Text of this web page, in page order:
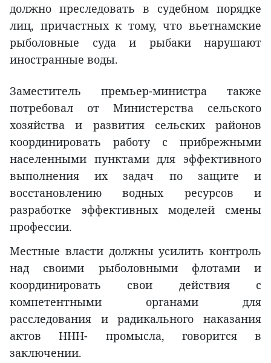
должно преследовать в судебном порядке
лиц, причастных к тому, что вьетнамские
рыболовные суда и рыбаки нарушают
иностранные воды.
Заместитель премьер-министра также
потребовал от Министерства сельского
хозяйства и развития сельских районов
координировать работу с прибрежными
населенными пунктами для эффективного
выполнения их задач по защите и
восстановлению водных ресурсов и
разработке эффективных моделей смены
профессии.
Местные власти должны усилить контроль
над своими рыболовными флотами и
координировать свои действия с
компетентными органами для
расследования и радикального наказания
актов ННН- промысла, говорится в
заключении.